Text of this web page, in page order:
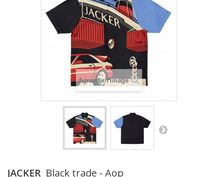
Agrandir l'image
JACKER Black trade - Aop